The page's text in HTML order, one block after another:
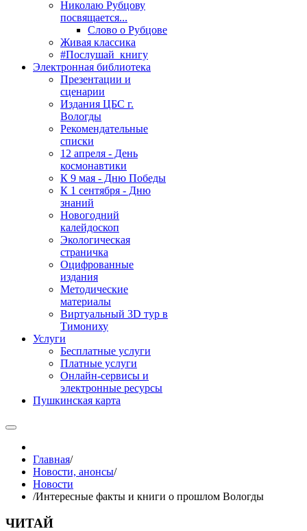
Николаю Рубцову
посвящается...
Слово о Рубцове
Живая классика
#Послушай_книгу
Электронная библиотека
Презентации и
сценарии
Издания ЦБС г.
Вологды
Рекомендательные
списки
12 апреля - День
космонавтики
К 9 мая - Дню Победы
К 1 сентября - Дню
знаний
Новогодний
калейдоскоп
Экологическая
страничка
Оцифрованные
издания
Методические
материалы
Виртуальный 3D тур в
Тимониху
Услуги
Бесплатные услуги
Платные услуги
Онлайн-сервисы и
электронные ресурсы
Пушкинская карта
Главная/
Новости, анонсы/
Новости
/Интересные факты и книги о прошлом Вологды
ЧИТАЙ